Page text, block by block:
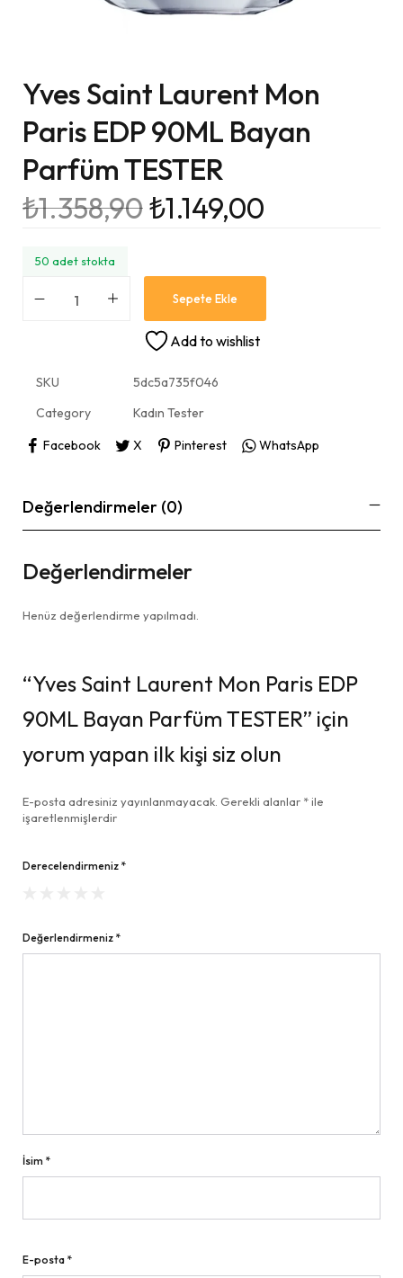
Yves Saint Laurent Mon
Paris EDP 90ML Bayan
Parfüm TESTER
₺1.358,90₺1.149,00
50 adet stokta
Sepete Ekle
Add to wishlist
SKU
5dc5a735f046
Category
Kadın Tester
Facebook
X Pinterest WhatsApp
Değerlendirmeler (0)
Değerlendirmeler
Henüz değerlendirme yapılmadı.
“Yves Saint Laurent Mon Paris EDP
90ML Bayan Parfüm TESTER” için
yorum yapan ilk kişi siz olun
E-posta adresiniz yayınlanmayacak. Gerekli alanlar *ile
işaretlenmişlerdir
Derecelendirmeniz *
Değerlendirmeniz *
İsim *
E-posta *